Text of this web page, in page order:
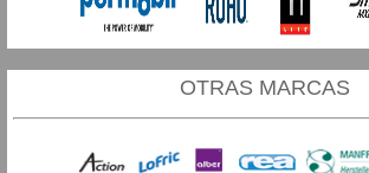
OTRAS MARCAS